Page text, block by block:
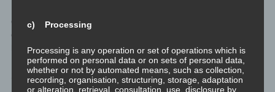
geschickt, um nicht nur Anerkennung sondern oft auch
gemässigte finanzielle Zuwendungen zu erhalten – nicht zu
hoch, um nicht wirklich verbindlich etwas leisten zu müssen.
Sie trachten danach die Menschen durch Macht über deren
Emotionen kontrollieren zu können. Dabei setzen sie durchaus
c) Processing
Processing is any operation or set of operations which is
performed on personal data or on sets of personal data,
whether or not by automated means, such as collection,
recording, organisation, structuring, storage, adaptation
or alteration, retrieval, consultation, use, disclosure by